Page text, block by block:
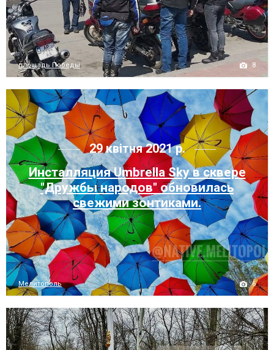
площадь Победы 8
29 квітня 2021 р.
Инсталляция Umbrella Sky в сквере
"Дружбы народов" обновилась
свежими зонтиками.
Мелитополь 6